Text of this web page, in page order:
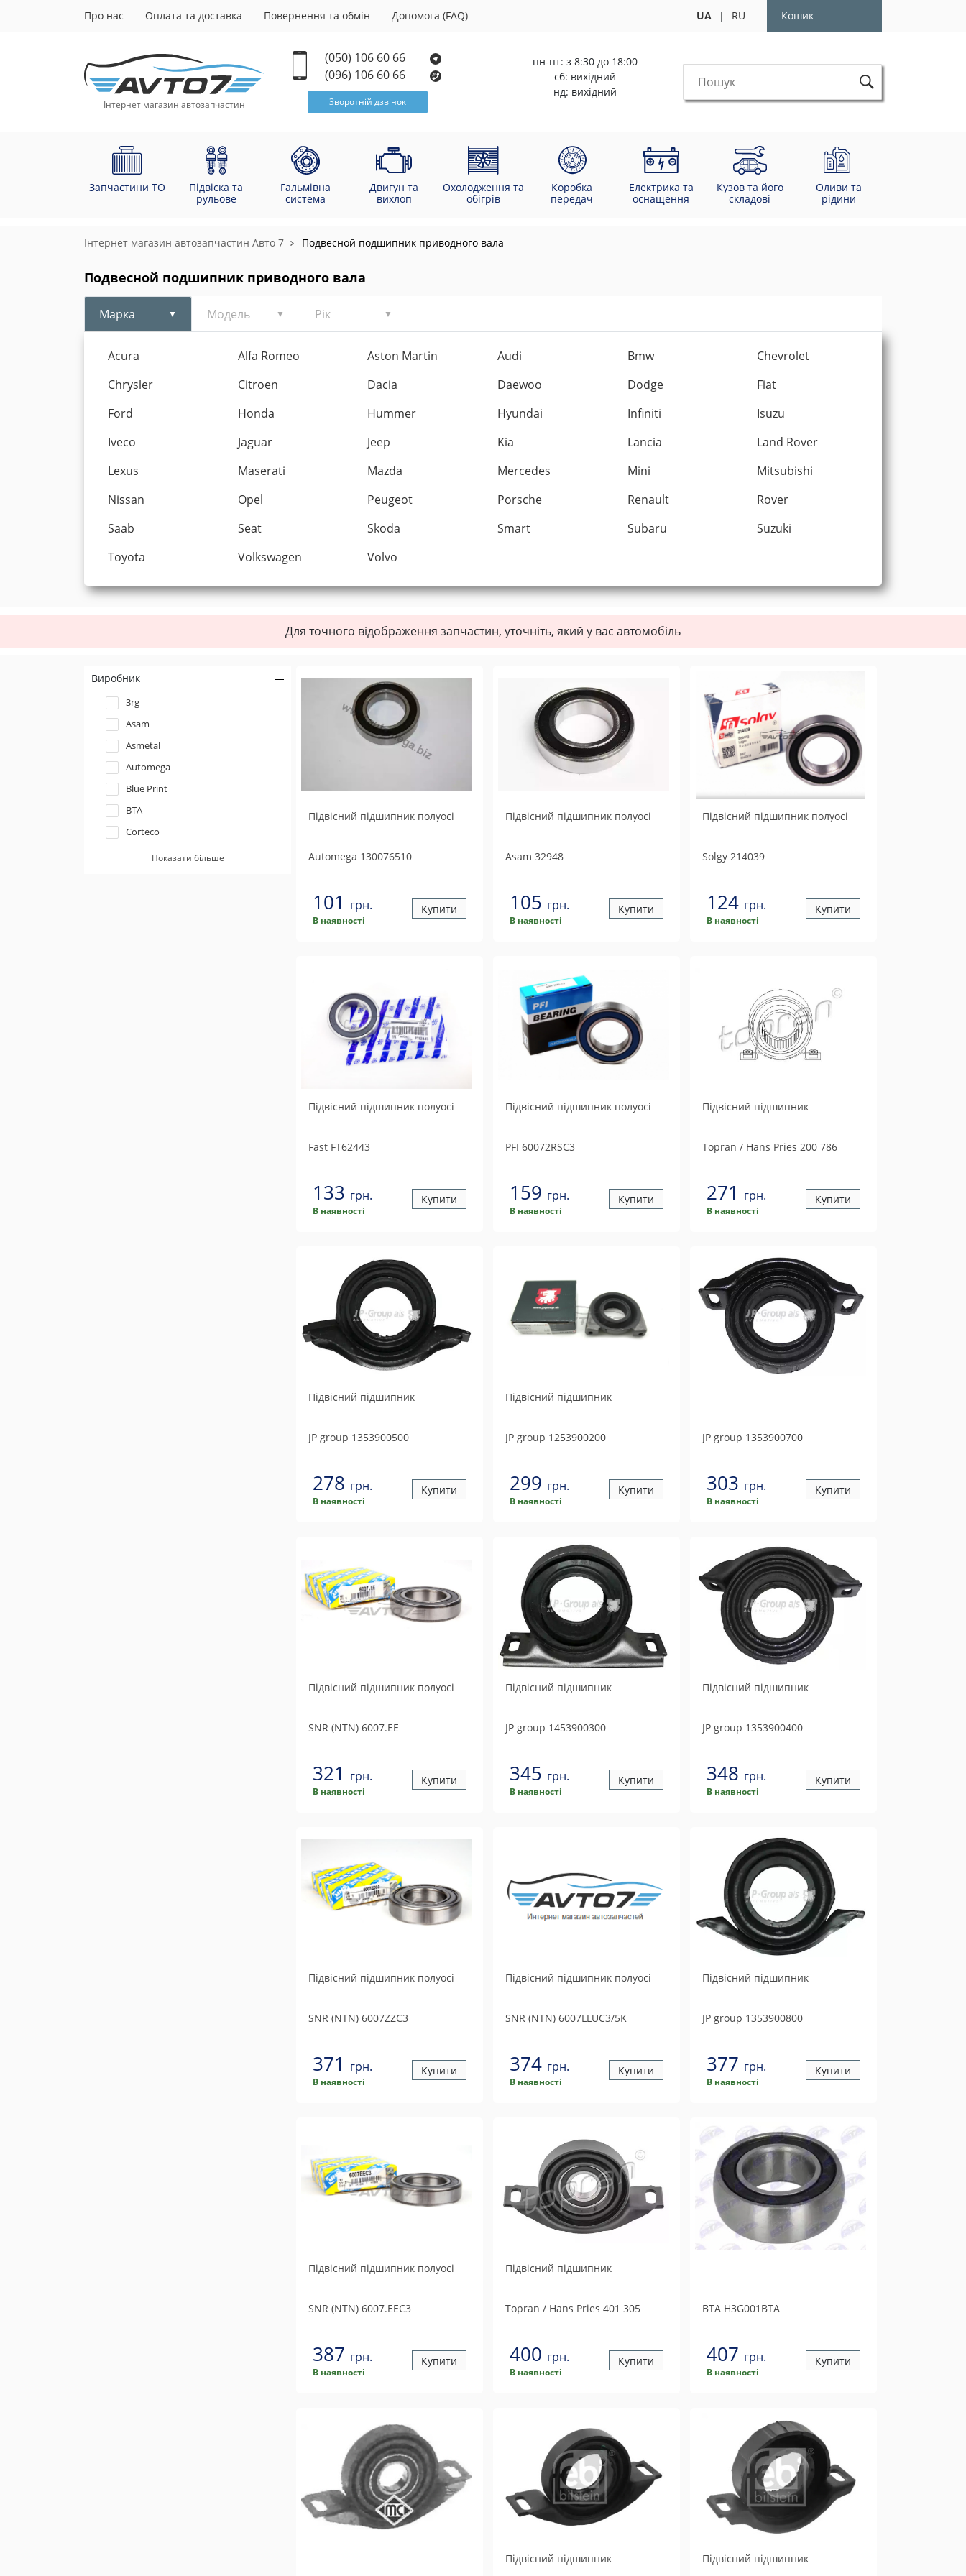
Про нас Оплата та доставка Повернення та обмін Допомога (FAQ) UA | RU Кошик
Інтернет магазин автозапчастин
(050) 106 60 66
(096) 106 60 66
Зворотній дзвінок
пн-пт: з 8:30 до 18:00
сб: вихідний
нд: вихідний
Запчастини ТО
Підвіска та
рульове
Гальмівна
система
Двигун та
вихлоп
Охолодження та
обігрів
Коробка
передач
Електрика та
оснащення
Кузов та його
складові
Оливи та
рідини
Інтернет магазин автозапчастин Авто 7 Подвесной подшипник приводного вала
Подвесной подшипник приводного вала
Марка Модель Рік
Acura Alfa Romeo Aston Martin Audi Bmw
Chevrolet
Chrysler
Citroen Dacia Daewoo Dodge
Fiat
Ford
Honda Hummer Hyundai Infiniti
Isuzu
Iveco
Jaguar Jeep Kia Lancia
Land Rover
Lexus
Maserati Mazda Mercedes Mini
Mitsubishi
Nissan
Opel Peugeot Porsche Renault
Rover
Saab
Seat Skoda Smart Subaru
Suzuki
Toyota
Volkswagen Volvo
Для точного відображення запчастин, уточніть, який у вас автомобіль
Виробник
3rg
Asam
Asmetal
Automega
Blue Print
BTA
Corteco
Показати більше
Підвісний підшипник полуосі
Automega 130076510
101 грн.
В наявності
Купити
Підвісний підшипник полуосі
Asam 32948
105 грн.
В наявності
Купити
Підвісний підшипник полуосі
Solgy214039
124 грн.
В наявності
Купити
Підвісний підшипник полуосі
Fast FT62443
133 грн.
В наявності
Купити
Підвісний підшипник полуосі
PFI 60072RSC3
159 грн.
В наявності
Купити
Підвісний підшипник
Topran / Hans Pries 200 786
271 грн.
В наявності
Купити
Підвісний підшипник
JP group 1353900500
278 грн.
В наявності
Купити
Підвісний підшипник
JP group 1253900200
299 грн.
В наявності
Купити
JP group 1353900700
303 грн.
В наявності
Купити
Підвісний підшипник полуосі
SNR (NTN) 6007.EE
321 грн.
В наявності
Купити
Підвісний підшипник
JP group 1453900300
345 грн.
В наявності
Купити
Підвісний підшипник
JP group 1353900400
348 грн.
В наявності
Купити
Підвісний підшипник полуосі
SNR (NTN) 6007ZZC3
371 грн.
В наявності
Купити
Підвісний підшипник полуосі
SNR (NTN)6007LLUC3/5K
374 грн.
В наявності
Купити
Підвісний підшипник
JP group 1353900800
377 грн.
В наявності
Купити
Підвісний підшипник полуосі
SNR (NTN) 6007.EEC3
387 грн.
В наявності
Купити
Підвісний підшипник
Topran / Hans Pries 401 305
400 грн.
В наявності
Купити
BTAH3G001BTA
407 грн.
В наявності
Купити
Підвісний підшипник Підвісний підшипник